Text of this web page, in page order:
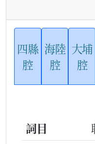
四縣
腔
海陸
腔
大埔
腔
詞目